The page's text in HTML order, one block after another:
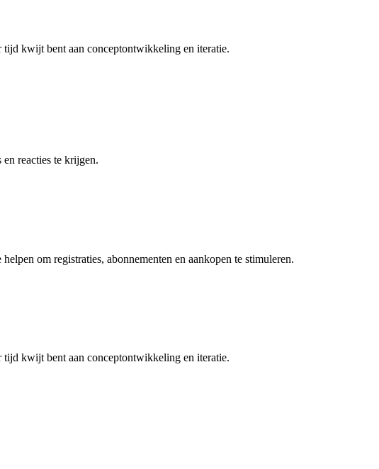
tijd kwijt bent aan conceptontwikkeling en iteratie.
reacties te krijgen.
om registraties, abonnementen en aankopen te stimuleren.
tijd kwijt bent aan conceptontwikkeling en iteratie.